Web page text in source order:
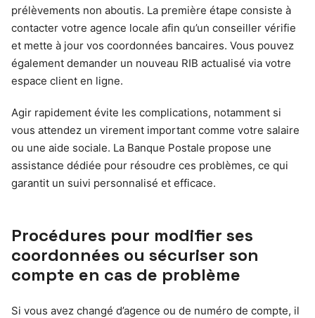
prélèvements non aboutis. La première étape consiste à
contacter votre agence locale afin qu’un conseiller vérifie
et mette à jour vos coordonnées bancaires. Vous pouvez
également demander un nouveau RIB actualisé via votre
espace client en ligne.
Agir rapidement évite les complications, notamment si
vous attendez un virement important comme votre salaire
ou une aide sociale. La Banque Postale propose une
assistance dédiée pour résoudre ces problèmes, ce qui
garantit un suivi personnalisé et efficace.
Procédures pour modifier ses
coordonnées ou sécuriser son
compte en cas de problème
Si vous avez changé d’agence ou de numéro de compte, il